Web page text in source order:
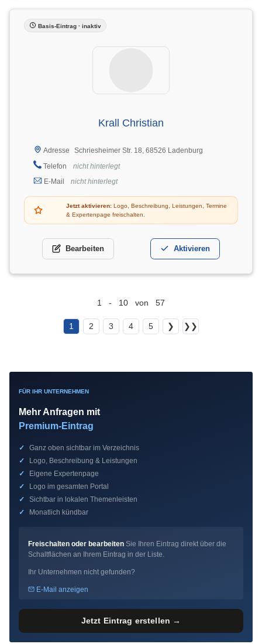
Basis-Eintrag · inaktiv
Krall Christian
Adresse
Schriesheimer Str. 18, 68526 Ladenburg
Telefon
nicht hinterlegt
E-Mail
nicht hinterlegt
Jetzt aktivieren: Logo, Beschreibung, Leistungen, Termine
& Expertenpage freischalten.
Bearbeiten Aktivieren
1 - 10 von 57
1 2 3 4 5 ❯ ❯❯
FÜR IHR UNTERNEHMEN
Mehr Anfragen mit
Premium-Eintrag
✓
Ganz oben sichtbar im Verzeichnis
✓
Logo, Beschreibung & Leistungen
✓
Eigene Expertenpage
✓
Logo im gesamten Portal
✓
Sichtbar in lokalen Themenleisten
✓
Monatlich kündbar
Freischalten oder bearbeiten Sie Ihren Eintrag direkt über die
Schaltflächen an Ihrem Eintrag in der Liste.
Ihr Unternehmen nicht gefunden?
E-Mail anzeigen
Jetzt Eintrag erstellen →